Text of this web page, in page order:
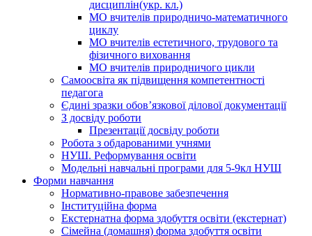
дисциплін(укр. кл.)
МО вчителів природничо-математичного
циклу
МО вчителів естетичного, трудового та
фізичного виховання
МО вчителів природничого цикли
Самоосвіта як підвищення компетентності
педагога
Єдині зразки обов’язкової ділової документації
З досвіду роботи
Презентації досвіду роботи
Робота з обдарованими учнями
НУШ. Реформування освіти
Модельні навчальні програми для 5-9кл НУШ
Форми навчання
Нормативно-правове забезпечення
Інституційна форма
Екстернатна форма здобуття освіти (екстернат)
Сімейна (домашня) форма здобуття освіти